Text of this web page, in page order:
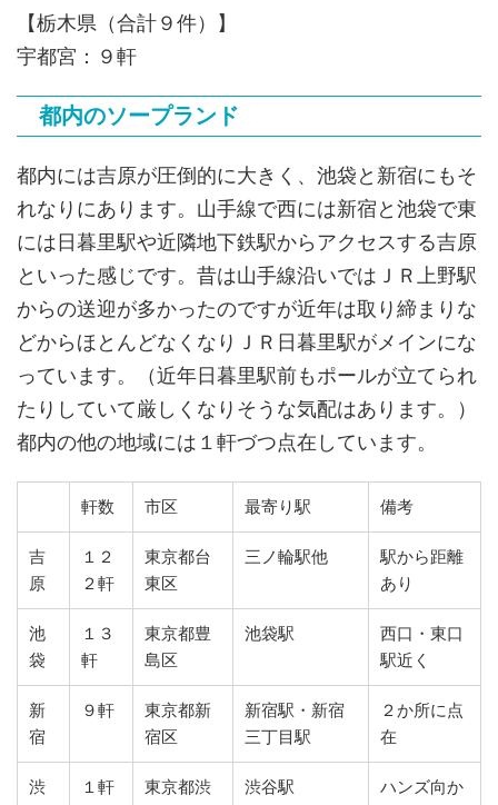
【栃木県（合計９件）】
宇都宮：９軒
都内のソープランド
都内には吉原が圧倒的に大きく、池袋と新宿にもそ
れなりにあります。山手線で西には新宿と池袋で東
には日暮里駅や近隣地下鉄駅からアクセスする吉原
といった感じです。昔は山手線沿いではＪＲ上野駅
からの送迎が多かったのですが近年は取り締まりな
どからほとんどなくなりＪＲ日暮里駅がメインにな
っています。（近年日暮里駅前もポールが立てられ
たりしていて厳しくなりそうな気配はあります。）
都内の他の地域には１軒づつ点在しています。
軒数 市区 最寄り駅 備考
吉
原
１２
２軒
東京都台
東区
三ノ輪駅他
駅から距離
あり
池
袋
１３
軒
東京都豊
島区
池袋駅
西口・東口
駅近く
新
宿
９軒
東京都新
宿区
新宿駅・新宿
三丁目駅
２か所に点
在
渋
１軒
東京都渋
渋谷駅
ハンズ向か